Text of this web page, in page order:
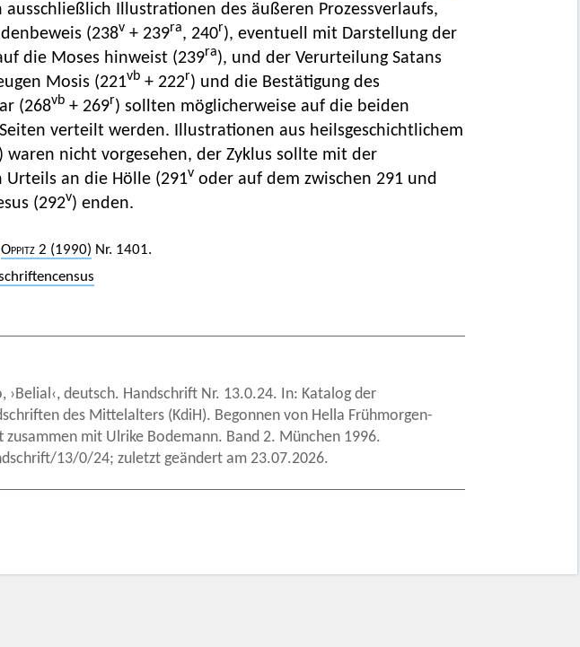
ausschließlich Illustrationen des äußeren Prozessverlaufs,
(238v + 239ra, 240r), eventuell mit Darstellung der
die Moses hinweist (239ra), und der Verurteilung Satans
Mosis (221vb+ 222r) und die Bestätigung des
(268vb+ 269r) sollten möglicherweise auf die beiden
verteilt werden. Illustrationen aus heilsgeschichtlichem
waren nicht vorgesehen, der Zyklus sollte mit der
Urteils an die Hölle (291v oder auf dem zwischen 291 und
(292v) enden.
Oppitz2 (1990) Nr. 1401.
deutsch. Handschrift Nr. 13.0.24. In: Katalog der
des Mittelalters (KdiH). Begonnen von Hella Frühmorgen-
mit Ulrike Bodemann. Band 2. München 1996.
13/0/24; zuletzt geändert am 23.07.2026.